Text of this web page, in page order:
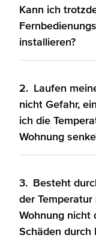
Kann ich
installieren?
2.
Laufen
nicht Gefahr,
ich die
Wohnung
3.
Besteht
der Temperatur
Wohnung nicht
Schäden durch